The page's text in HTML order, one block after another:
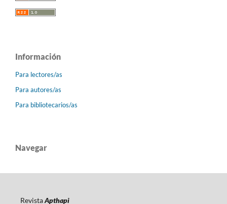
Información
Para lectores/as
Para autores/as
Para bibliotecarios/as
Navegar
RevistaApthapi